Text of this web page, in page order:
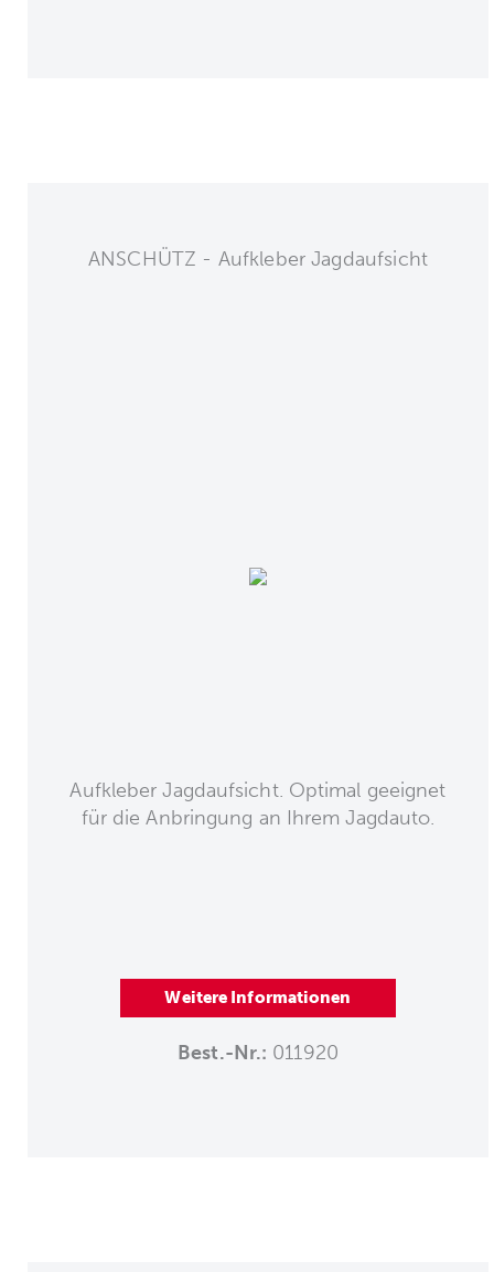
ANSCHÜTZ - Aufkleber Jagdaufsicht
Aufkleber Jagdaufsicht. Optimal geeignet
für die Anbringung an Ihrem Jagdauto.
Weitere Informationen
Best.-Nr.: 011920